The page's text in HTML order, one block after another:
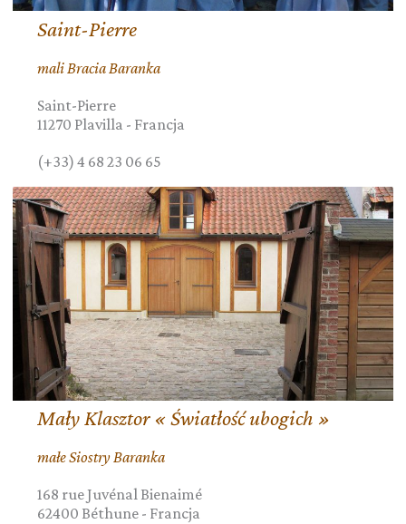
Saint-Pierre
mali Bracia Baranka
Saint-Pierre
11270 Plavilla - Francja
(+33) 4 68 23 06 65
Mały Klasztor « Światłość ubogich »
małe Siostry Baranka
168 rue Juvénal Bienaimé
62400 Béthune - Francja